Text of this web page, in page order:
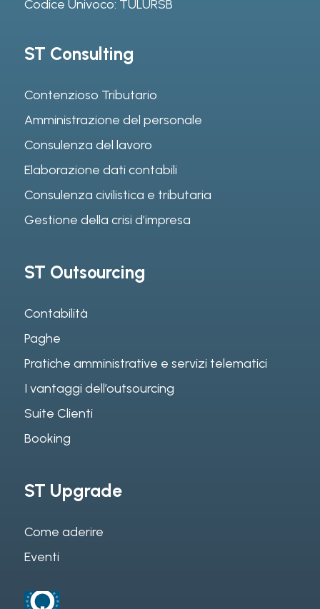
Codice Univoco: TULURSB
ST Consulting
Contenzioso Tributario
Amministrazione del personale
Consulenza del lavoro
Elaborazione dati contabili
Consulenza civilistica e tributaria
Gestione della crisi d’impresa
ST Outsourcing
Contabilità
Paghe
Pratiche amministrative e servizi telematici
I vantaggi dell’outsourcing
Suite Clienti
Booking
ST Upgrade
Come aderire
Eventi